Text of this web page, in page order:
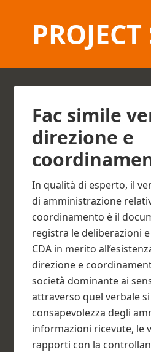
PROJECT
Fac simile
direzione e
In qualità di esperto, il
di amministrazione
coordinamento è il
registra le deliberazioni
CDA in merito
direzione e
società dominante ai
attraverso quel verbale
consapevolezza degli
informazioni ricevute, le
rapporti con la